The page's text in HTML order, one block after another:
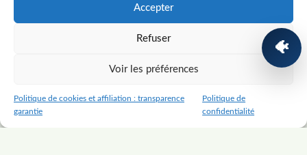
Accepter
Refuser
Voir les préférences
Politique de cookies et affiliation : transparence
garantie
Politique de
confidentialité
Blog
🐠